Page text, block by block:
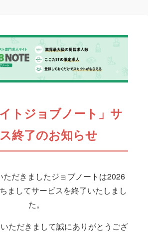
イトジョブノート」サ
終了のお知らせ
ただきましたジョブノートは2026
ましてサービスを終了いたしまし
た。
ただきまして誠にありがとうござ